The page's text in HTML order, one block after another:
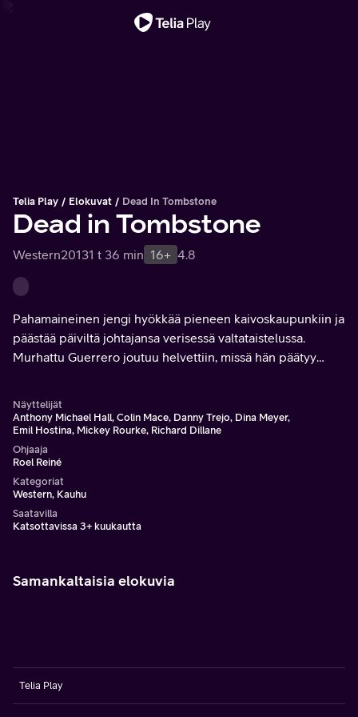
Telia Play Elokuvat Dead In Tombstone
Dead in Tombstone
Western20131 t 36 min 16+ 4.8
Pahamaineinen jengi hyökkää pieneen kaivoskaupunkiin ja
päästää päiviltä johtajansa verisessä valtataistelussa.
Murhattu Guerrero joutuu helvettiin, missä hän päätyy
Näyttelijät
Anthony Michael Hall, Colin Mace, Danny Trejo, Dina Meyer,
Emil Hostina, Mickey Rourke, Richard Dillane
Ohjaaja
Roel Reiné
Kategoriat
Western, Kauhu
Saatavilla
Katsottavissa 3+ kuukautta
Samankaltaisia elokuvia
Telia Play